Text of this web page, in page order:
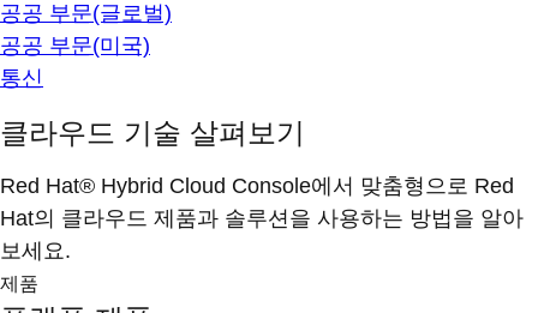
공공 부문(글로벌)
공공 부문(미국)
통신
클라우드 기술 살펴보기
Red Hat® Hybrid Cloud Console에서 맞춤형으로 Red
Hat의 클라우드 제품과 솔루션을 사용하는 방법을 알아
보세요.
제품